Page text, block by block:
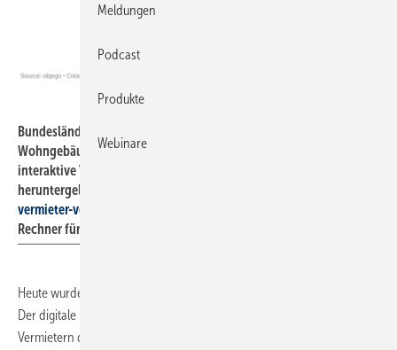
Bundesländer mit dem höchsten prozentualen Anteil an
Wohngebäuden mit Energieeffizienzklasse G oder H. Die
interaktive Version der Karte kann man hier eingesehen und
heruntergeladen werden:
vermieter-vergleich/
Rechner für den privaten Gebrauch zum Herunterladen.
Heute wurde ein neues Gesetz zur CO
Der digitale Immobilienmanager Objego hat untersucht, wo
Vermietern damit nächstes Jahr die höchsten Abgaben bevorstehen.
Meldungen
Podcast
Produkte
Webinare